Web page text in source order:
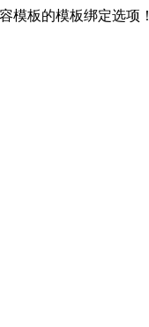
板的模板绑定选项！